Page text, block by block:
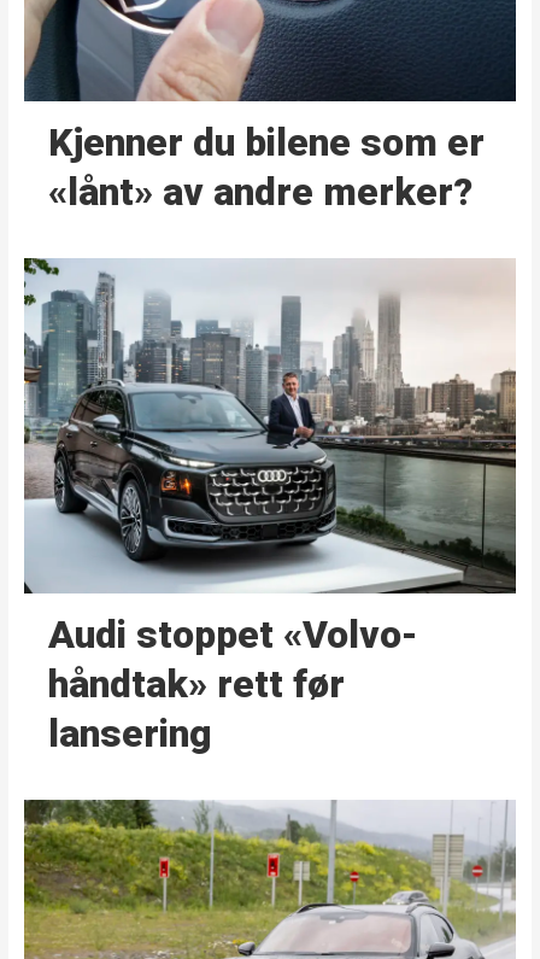
Kjenner du bilene som er
«lånt» av andre merker?
Audi stoppet «Volvo-
håndtak» rett før
lansering